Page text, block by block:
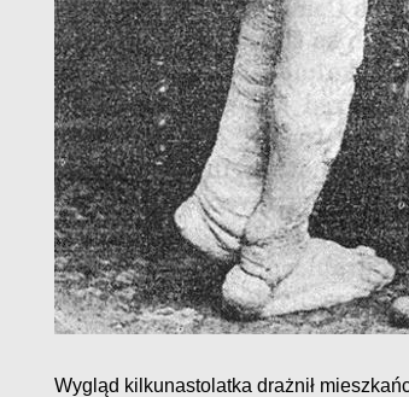
Wygląd kilkunastolatka drażnił